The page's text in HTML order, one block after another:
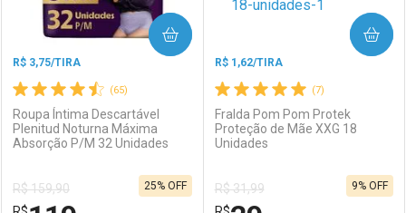
Ativar Desconto
Comprar sem Desconto
Comprar sem Desconto
(65)
R$ 3,75/TIRA
Roupa Íntima Descartável
Plenitud Noturna Máxima
Absorção P/M 32 Unidades
R$ 159,90
25% OFF
COMPRAR
(7)
R$ 1,62/TIRA
Fralda Pom Pom Protek
Proteção de Mãe XXG 18
Unidades
R$ 31,99
9% OFF
COMPRAR